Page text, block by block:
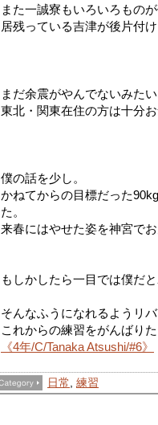
また一誠寮もいろいろもの
居残っている吉津が後片付
まだ余震がやんでないみた
東北・関東在住の方は十分
僕の話を少し。
かねてからの目標だった
た。
来春にはやせた姿を神宮で
もしかしたら一目では僕だ
そんなふうになれるようリ
これからの練習をがんばり
《4年/C/Tanaka Atsushi/#6》
日常 , 練習